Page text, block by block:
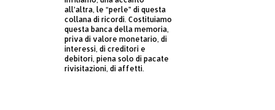
all’altra, le “perle” di questa
collana di ricordi. Costituiamo
questa banca della memoria,
priva di valore monetario, di
interessi, di creditori e
debitori, piena solo di pacate
rivisitazioni, di affetti.